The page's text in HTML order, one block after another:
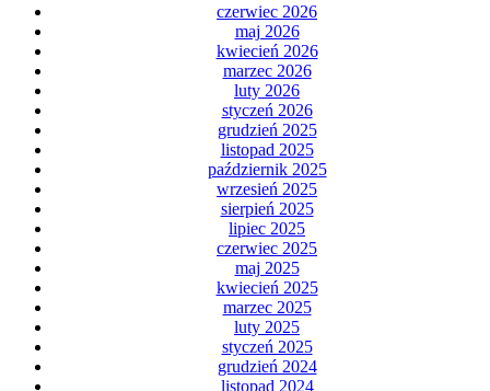
czerwiec 2026
maj 2026
kwiecień 2026
marzec 2026
luty 2026
styczeń 2026
grudzień 2025
listopad 2025
październik 2025
wrzesień 2025
sierpień 2025
lipiec 2025
czerwiec 2025
maj 2025
kwiecień 2025
marzec 2025
luty 2025
styczeń 2025
grudzień 2024
listopad 2024